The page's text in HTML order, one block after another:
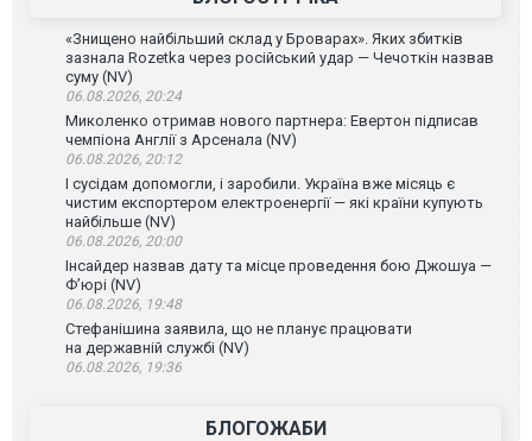
«Знищено найбільший склад у Броварах». Яких збитків
зазнала Rozetka через російський удар — Чечоткін назвав
суму (NV)
06.08.2026, 20:24
Миколенко отримав нового партнера: Евертон підписав
чемпіона Англії з Арсенала (NV)
06.08.2026, 20:12
І сусідам допомогли, і заробили. Україна вже місяць є
чистим експортером електроенергії — які країни купують
найбільше (NV)
06.08.2026, 20:00
Інсайдер назвав дату та місце проведення бою Джошуа —
Ф’юрі (NV)
06.08.2026, 19:48
Стефанішина заявила, що не планує працювати
на державній службі (NV)
06.08.2026, 19:36
БЛОГОЖАБИ